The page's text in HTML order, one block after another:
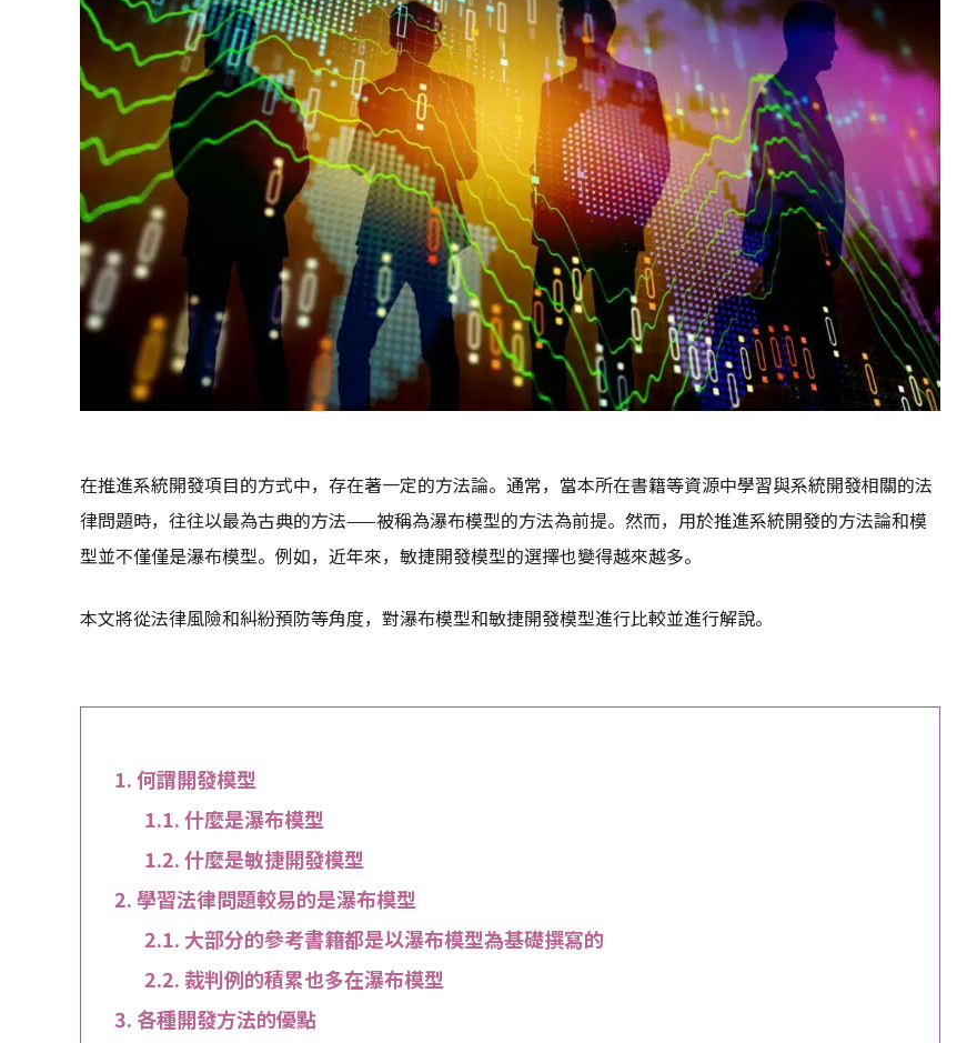
在推進系統開發項目的方式中，存在著一定的方法論。通常，當本所在書籍等資源中學習與系統開發相關的法
律問題時，往往以最為古典的方法——被稱為瀑布模型的方法為前提。然而，用於推進系統開發的方法論和模
型並不僅僅是瀑布模型。例如，近年來，敏捷開發模型的選擇也變得越來越多。
本文將從法律風險和糾紛預防等角度，對瀑布模型和敏捷開發模型進行比較並進行解說。
何謂開發模型
什麼是瀑布模型
什麼是敏捷開發模型
學習法律問題較易的是瀑布模型
大部分的參考書籍都是以瀑布模型為基礎撰寫的
裁判例的積累也多在瀑布模型
各種開發方法的優點